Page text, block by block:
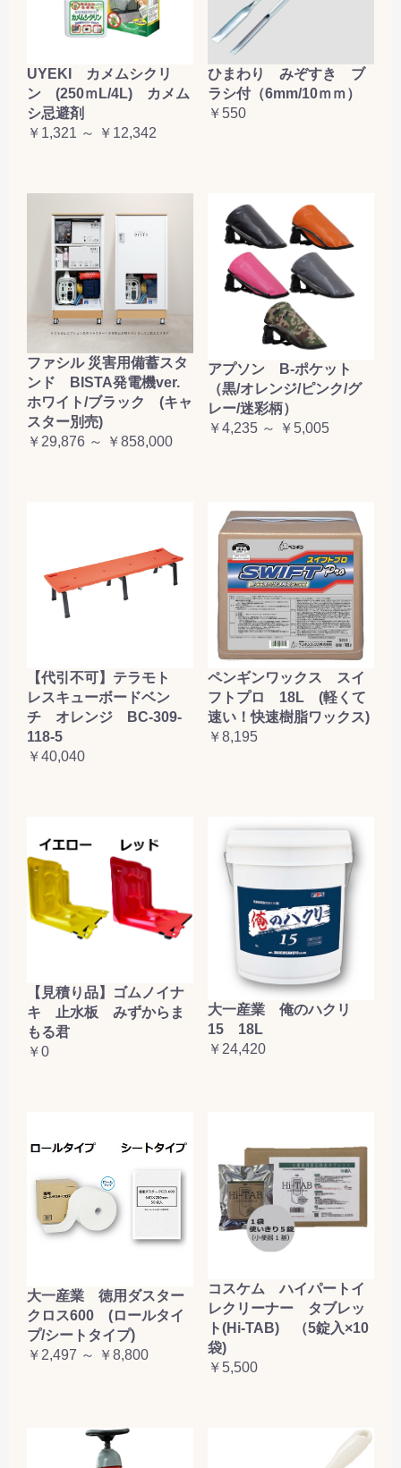
UYEKI カメムシクリ
ン (250ｍL/4L) カメム
シ忌避剤
￥1,321 ～ ￥12,342
ひまわり みぞすき ブ
ラシ付（6mm/10ｍｍ）
￥550
ファシル 災害用備蓄スタ
ンド BISTA発電機ver.
ホワイト/ブラック (キャ
スター別売)
￥29,876 ～ ￥858,000
アプソン B-ポケット
（黒/オレンジ/ピンク/グ
レー/迷彩柄）
￥4,235 ～ ￥5,005
【代引不可】テラモト
レスキューボードベン
チ オレンジ BC-309-
118-5
￥40,040
ペンギンワックス スイ
フトプロ 18L (軽くて
速い！快速樹脂ワックス)
￥8,195
【見積り品】ゴムノイナ
キ 止水板 みずからま
もる君
￥0
大一産業 俺のハクリ
15 18L
￥24,420
大一産業 徳用ダスター
クロス600 (ロールタイ
プ/シートタイプ)
￥2,497 ～ ￥8,800
コスケム ハイパートイ
レクリーナー タブレッ
ト(Hi-TAB) （5錠入×10
袋)
￥5,500